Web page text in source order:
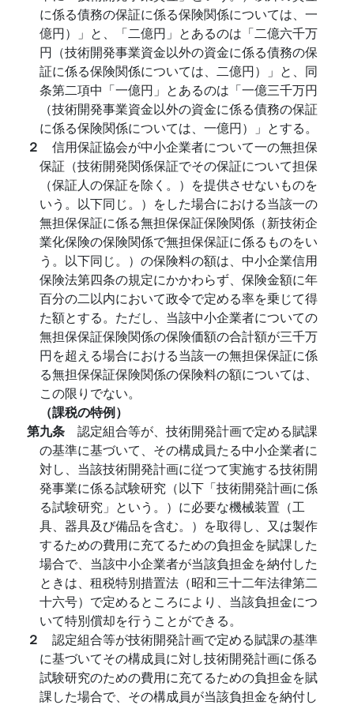
に係る債務の保証に係る保険関係については、一
億円）」と、「二億円」とあるのは「二億六千万
円（技術開発事業資金以外の資金に係る債務の保
証に係る保険関係については、二億円）」と、同
条第二項中「一億円」とあるのは「一億三千万円
（技術開発事業資金以外の資金に係る債務の保証
に係る保険関係については、一億円）」とする。
２ 信用保証協会が中小企業者について一の無担保
保証（技術開発関係保証でその保証について担保
（保証人の保証を除く。）を提供させないものを
いう。以下同じ。）をした場合における当該一の
無担保保証に係る無担保保証保険関係（新技術企
業化保険の保険関係で無担保保証に係るものをい
う。以下同じ。）の保険料の額は、中小企業信用
保険法第四条の規定にかかわらず、保険金額に年
百分の二以内において政令で定める率を乗じて得
た額とする。ただし、当該中小企業者についての
無担保保証保険関係の保険価額の合計額が三千万
円を超える場合における当該一の無担保保証に係
る無担保保証保険関係の保険料の額については、
この限りでない。
（課税の特例）
第九条 認定組合等が、技術開発計画で定める賦課
の基準に基づいて、その構成員たる中小企業者に
対し、当該技術開発計画に従つて実施する技術開
発事業に係る試験研究（以下「技術開発計画に係
る試験研究」という。）に必要な機械装置（工
具、器具及び備品を含む。）を取得し、又は製作
するための費用に充てるための負担金を賦課した
場合で、当該中小企業者が当該負担金を納付した
ときは、租税特別措置法（昭和三十二年法律第二
十六号）で定めるところにより、当該負担金につ
いて特別償却を行うことができる。
２ 認定組合等が技術開発計画で定める賦課の基準
に基づいてその構成員に対し技術開発計画に係る
試験研究のための費用に充てるための負担金を賦
課した場合で、その構成員が当該負担金を納付し